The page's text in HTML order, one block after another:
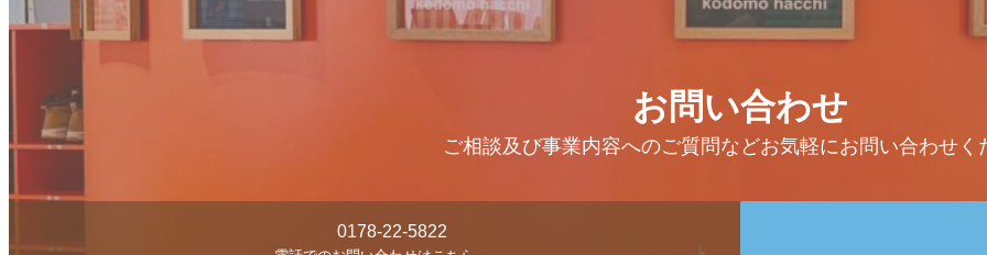
お問い合わせ
ご相談及び事業内容へのご質問などお気軽にお問い合わせく
0178-22-5822